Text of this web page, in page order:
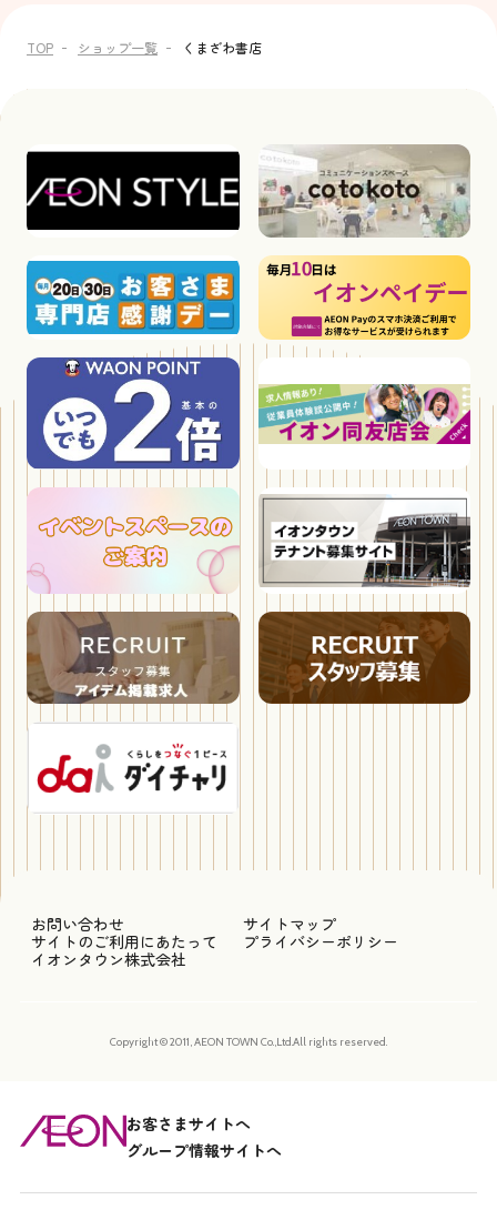
TOP ショップ一覧 くまざわ書店
お問い合わせ
サイトマップ
サイトのご利用にあたって
プライバシーポリシー
イオンタウン株式会社
Copyright © 2011, AEON TOWN Co.,Ltd.All rights reserved.
お客さまサイトへ
グループ情報サイトへ